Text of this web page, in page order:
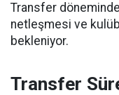
Transfer
netleşmesi ve
bekleniyor.
Transfer